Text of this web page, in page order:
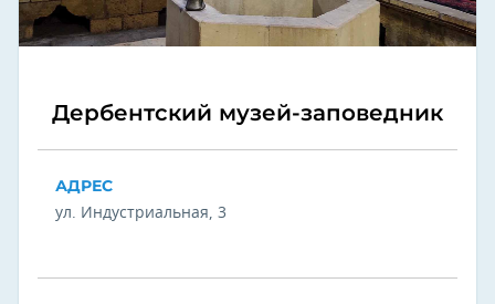
Дербентский музей-заповедник
АДРЕС
ул. Индустриальная, 3